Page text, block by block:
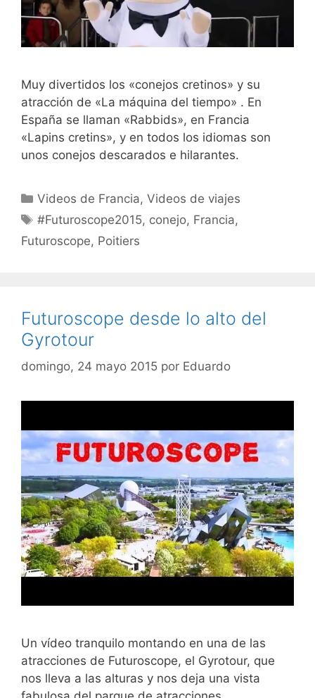
Muy divertidos los «conejos cretinos» y su
atracción de «La máquina del tiempo» . En
España se llaman «Rabbids», en Francia
«Lapins cretins», y en todos los idiomas son
unos conejos descarados e hilarantes.
Categorías
Videos de Francia,Videos de viajes
Etiquetas
#Futuroscope2015, conejo, Francia,
Futuroscope, Poitiers
Futuroscope desde lo alto del
Gyrotour
domingo, 24 mayo 2015 por Eduardo
Un vídeo tranquilo montando en una de las
atracciones de Futuroscope, el Gyrotour, que
nos lleva a las alturas y nos deja una vista